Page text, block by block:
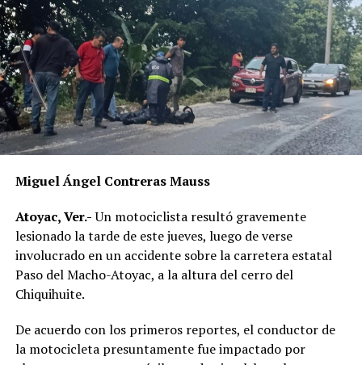
Miguel Ángel Contreras Mauss
Atoyac, Ver.-Un motociclista resultó gravemente
lesionado la tarde de este jueves, luego de verse
involucrado en un accidente sobre la carretera estatal
Paso del Macho-Atoyac, a la altura del cerro del
Chiquihuite.
De acuerdo con los primeros reportes, el conductor de
la motocicleta presuntamente fue impactado por